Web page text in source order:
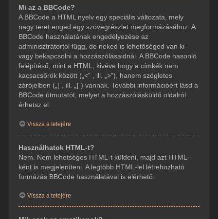
Mi az a BBCode?
A BBCode a HTML nyelv egy speciális változata, mely
nagy teret enged egy szövegrészlet megformázásához. A
BBCode használatának engedélyezése az
adminisztrátortól függ, de neked is lehetőséged van ki-
vagy bekapcsolni a hozzászólásaidnál. A BBCode hasonló
felépítésű, mint a HTML, kivéve hogy a címkék nem
kacsacsőrök között („<” , ill. „>”), hanem szögletes
zárójelben („[”, ill. „]”) vannak. További információért lásd a
BBCode útmutatót, melyet a hozzászólásküldő oldalról
érhetsz el.
Vissza a tetejére
Használhatok HTML-t?
Nem. Nem lehetséges HTML-t küldeni, majd azt HTML-
ként is megjeleníteni. A legtöbb HTML-lel létrehozható
formázás BBCode használatával is elérhető.
Vissza a tetejére